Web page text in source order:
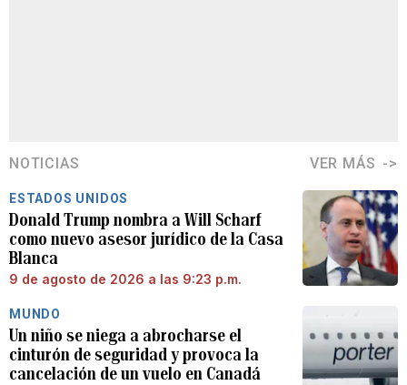
NOTICIAS VER MÁS
ESTADOS UNIDOS
Donald Trump nombra a Will Scharf
como nuevo asesor jurídico de la Casa
Blanca
9 de agosto de 2026 a las 9:23 p.m.
MUNDO
Un niño se niega a abrocharse el
cinturón de seguridad y provoca la
cancelación de un vuelo en Canadá